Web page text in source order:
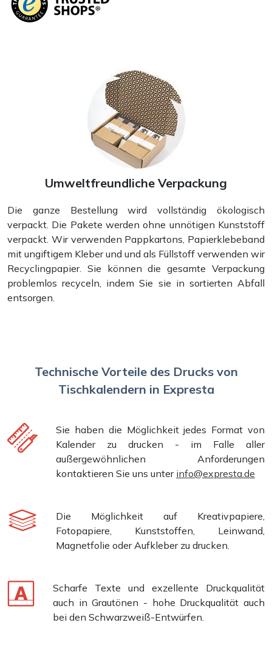
Umweltfreundliche Verpackung
Die ganze Bestellung wird vollständig ökologisch
verpackt. Die Pakete werden ohne unnötigen Kunststoff
verpackt. Wir verwenden Pappkartons, Papierklebeband
mit ungiftigem Kleber und und als Füllstoff verwenden wir
Recyclingpapier. Sie können die gesamte Verpackung
problemlos recyceln, indem Sie sie in sortierten Abfall
entsorgen.
Technische Vorteile des Drucks von
Tischkalendern in Expresta
Sie haben die Möglichkeit jedes Format von
Kalender zu drucken - im Falle aller
außergewöhnlichen Anforderungen
kontaktieren Sie uns unter info@expresta.de
Die Möglichkeit auf Kreativpapiere,
Fotopapiere, Kunststoffen, Leinwand,
Magnetfolie oder Aufkleber zu drucken.
Scharfe Texte und exzellente Druckqualität
auch in Grautönen - hohe Druckqualität auch
bei den Schwarzweiß-Entwürfen.